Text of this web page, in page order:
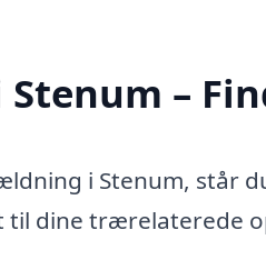
–
i Stenum, står
til dine trærelaterede